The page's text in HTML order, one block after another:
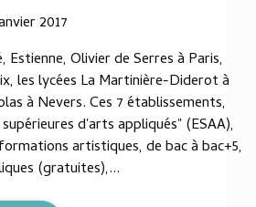
2017
Estienne, Olivier de Serres à Paris,
les lycées La Martinière-Diderot à
à Nevers. Ces 7 établissements,
d'arts appliqués" (ESAA),
artistiques, de bac à bac+5,
(gratuites),...